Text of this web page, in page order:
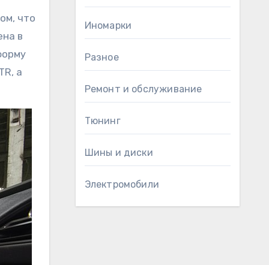
что
в
а
Иномарки
Разное
Ремонт и обслуживание
Тюнинг
Шины и диски
Электромобили